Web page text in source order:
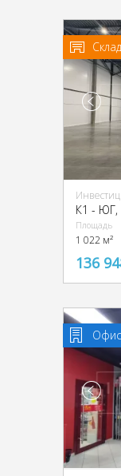
К1 - ЮГ,
Площадь
1 022 м²
136